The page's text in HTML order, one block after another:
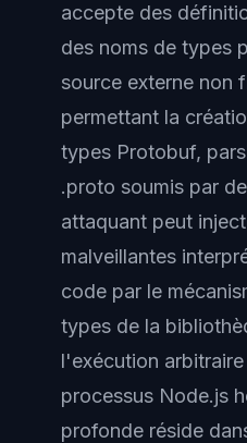
accepte des
des noms de types
source externe non
permettant la
types Protobuf,
.proto soumis par
attaquant peut
malveillantes
code par le
types de la
l'exécution
processus Node.js
profonde réside